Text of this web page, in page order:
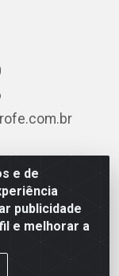
e de
publicidade
e melhorar a
Luna, 3777 -
58081-400 -